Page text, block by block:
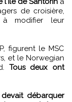
de croisière,
à modifier leur
figurent le MSC
et le Norwegian
Tous deux ont
débarquer